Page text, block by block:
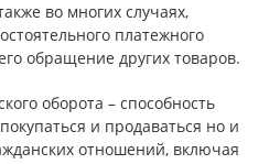
во многих случаях,
платежного
обращение других товаров.
оборота – способность
и продаваться но и
отношений, включая